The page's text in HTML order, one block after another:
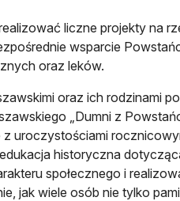
liczne projekty na
wsparcie
oraz leków.
oraz ich rodzinami
„Dumni z
uroczystościami
historyczna
społecznego i
jak wiele osób nie tylko